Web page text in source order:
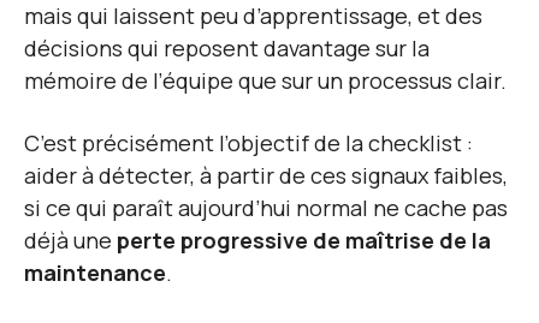
mais qui laissent peu d’apprentissage, et des
décisions qui reposent davantage sur la
mémoire de l’équipe que sur un processus clair.
C’est précisément l’objectif de la checklist :
aider à détecter, à partir de ces signaux faibles,
si ce qui paraît aujourd’hui normal ne cache pas
déjà une perte progressive de maîtrise de la
maintenance.